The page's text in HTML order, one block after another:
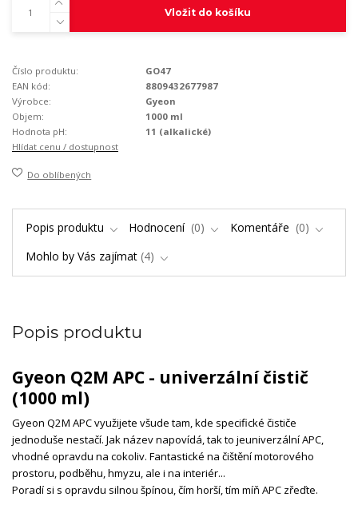
Vložit do košíku
Číslo produktu:
GO47
EAN kód:
8809432677987
Výrobce:
Gyeon
Objem:
1000 ml
Hodnota pH:
11 (alkalické)
Hlídat cenu / dostupnost
Do oblíbených
Popis produktu Hodnocení 0 Komentáře
0
Mohlo by Vás zajímat 4
Popis produktu
Gyeon Q2M APC - univerzální čistič
(1000 ml)
Gyeon Q2M APC využijete všude tam, kde specifické čističe
jednoduše nestačí. Jak název napovídá, tak to jeuniverzální APC,
vhodné opravdu na cokoliv. Fantastické na čištění motorového
prostoru, podběhu, hmyzu, ale i na interiér...
Poradí si s opravdu silnou špínou, čím horší, tím míň APC zřeďte.